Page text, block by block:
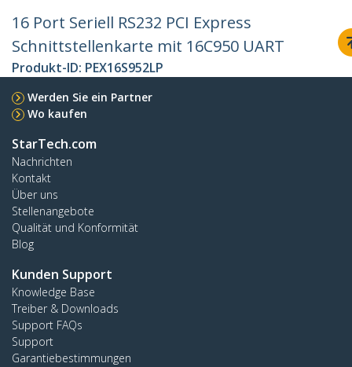
16 Port Seriell RS232 PCI Express
Schnittstellenkarte mit 16C950 UART
Produkt-ID: PEX16S952LP
Werden Sie ein Partner
Wo kaufen
StarTech.com
Nachrichten
Kontakt
Über uns
Stellenangebote
Qualität und Konformität
Blog
Kunden Support
Knowledge Base
Treiber & Downloads
Support FAQs
Support
Garantiebestimmungen